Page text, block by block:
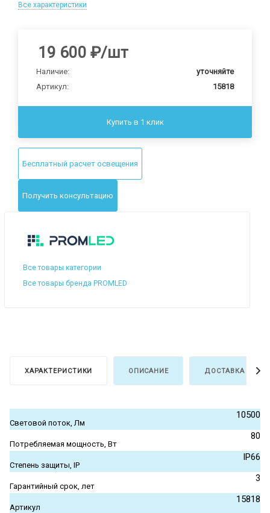
Все характеристики
19 600 ₽/шт
Наличие:
уточняйте
Артикул:
15818
Купить в 1 клик
Бесплатный расчет освещения
Получить консультацию
Все товары категории
Все товары бренда PROMLED
ХАРАКТЕРИСТИКИ ОПИСАНИЕ ДОСТАВКА И
Световой поток, Лм
10500
Потребляемая мощность, Вт
80
Степень защиты, IP
IP66
Гарантийный срок, лет
3
Артикул
15818